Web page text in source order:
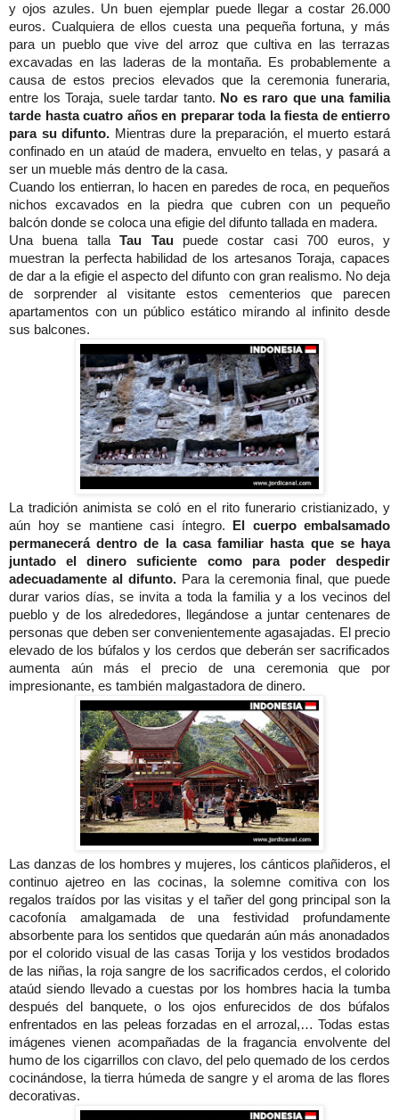
y ojos azules. Un buen ejemplar puede llegar a costar 26.000
euros. Cualquiera de ellos cuesta una pequeña fortuna, y más
para un pueblo que vive del arroz que cultiva en las terrazas
excavadas en las laderas de la montaña. Es probablemente a
causa de estos precios elevados que la ceremonia funeraria,
entre los Toraja, suele tardar tanto. No es raro que una familia
tarde hasta cuatro años en preparar toda la fiesta de entierro
para su difunto. Mientras dure la preparación, el muerto estará
confinado en un ataúd de madera, envuelto en telas, y pasará a
ser un mueble más dentro de la casa.
Cuando los entierran, lo hacen en paredes de roca, en pequeños
nichos excavados en la piedra que cubren con un pequeño
balcón donde se coloca una efigie del difunto tallada en madera.
Una buena tallaTau Taupuede costar casi 700 euros, y
muestran la perfecta habilidad de los artesanos Toraja, capaces
de dar a la efigie el aspecto del difunto con gran realismo. No deja
de sorprender al visitante estos cementerios que parecen
apartamentos con un público estático mirando al infinito desde
sus balcones.
La tradición animista se coló en el rito funerario cristianizado, y
aún hoy se mantiene casi íntegro.
El cuerpo embalsamado
permanecerá dentro de la casa familiar hasta que se haya
juntado el dinero suficiente como para poder despedir
adecuadamente al difunto. Para la ceremonia final, que puede
durar varios días, se invita a toda la familia y a los vecinos del
pueblo y de los alrededores, llegándose a juntar centenares de
personas que deben ser convenientemente agasajadas. El precio
elevado de los búfalos y los cerdos que deberán ser sacrificados
aumenta aún más el precio de una ceremonia que por
impresionante, es también malgastadora de dinero.
Las danzas de los hombres y mujeres, los cánticos plañideros, el
continuo ajetreo en las cocinas, la solemne comitiva con los
regalos traídos por las visitas y el tañer del gong principal son la
cacofonía amalgamada de una festividad profundamente
absorbente para los sentidos que quedarán aún más anonadados
por el colorido visual de las casas Torija y los vestidos brodados
de las niñas, la roja sangre de los sacrificados cerdos, el colorido
ataúd siendo llevado a cuestas por los hombres hacia la tumba
después del banquete, o los ojos enfurecidos de dos búfalos
enfrentados en las peleas forzadas en el arrozal,… Todas estas
imágenes vienen acompañadas de la fragancia envolvente del
humo de los cigarrillos con clavo, del pelo quemado de los cerdos
cocinándose, la tierra húmeda de sangre y el aroma de las flores
decorativas.